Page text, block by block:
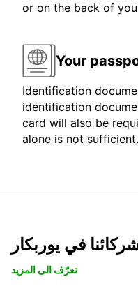
or on the back of
Your
Identification
identification
card will also be
alone is not sufficient.
في يوربكار
تعرّف الى المزيد